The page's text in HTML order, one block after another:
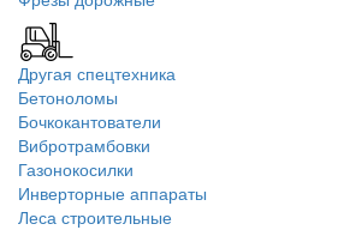
Другая спецтехника
Бетоноломы
Бочкокантователи
Вибротрамбовки
Газонокосилки
Инверторные аппараты
Леса строительные